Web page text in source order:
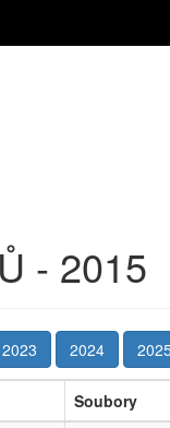
- 2015
2023 2024
Soubory